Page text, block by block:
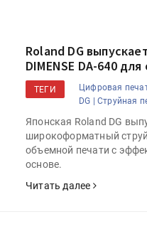
Roland DG
DIMENSE DA-640
ТЕГИ Цифровая
DG |
Струйная
Японская Roland DG
широкоформатный
объемной печати с
основе.
Читать далее